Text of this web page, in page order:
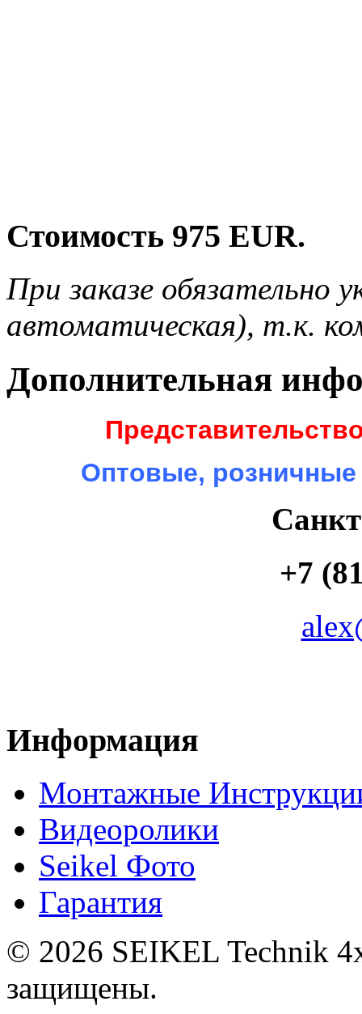
Стоимость 975 EUR.
При заказе обязательно
автоматическая), т.к.
Дополнительная
Оптовые,
+7
Информация
Монтажные
Видеоролики
Seikel Фото
Гарантия
© 2026 SEIKEL Technik
защищены.